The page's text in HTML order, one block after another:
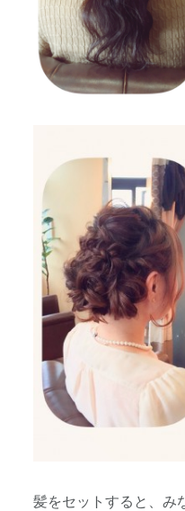
髪をセットすると、み